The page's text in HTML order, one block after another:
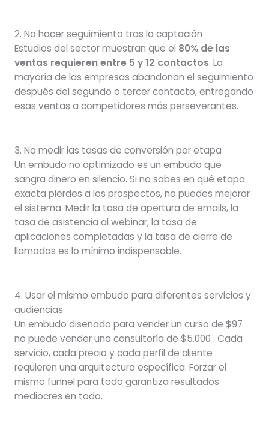
2. No hacer seguimiento tras la captación
Estudios del sector muestran que el 80% de las
ventas requieren entre 5 y 12 contactos. La
mayoría de las empresas abandonan el seguimiento
después del segundo o tercer contacto, entregando
esas ventas a competidores más perseverantes.
3. No medir las tasas de conversión por etapa
Un embudo no optimizado es un embudo que
sangra dinero en silencio. Si no sabes en qué etapa
exacta pierdes a los prospectos, no puedes mejorar
el sistema. Medir la tasa de apertura de emails, la
tasa de asistencia al webinar, la tasa de
aplicaciones completadas y la tasa de cierre de
llamadas es lo mínimo indispensable.
4. Usar el mismo embudo para diferentes servicios y
audiencias
Un embudo diseñado para vender un curso de $97
no puede vender una consultoría de $5.000 . Cada
servicio, cada precio y cada perfil de cliente
requieren una arquitectura específica. Forzar el
mismo funnel para todo garantiza resultados
mediocres en todo.